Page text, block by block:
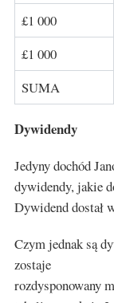
£1 000
£1 000
SUMA
Dywidendy
Jedyny dochód
dywidendy, jakie
Dywidend dostał
Czym jednak są
zostaje
rozdysponowany